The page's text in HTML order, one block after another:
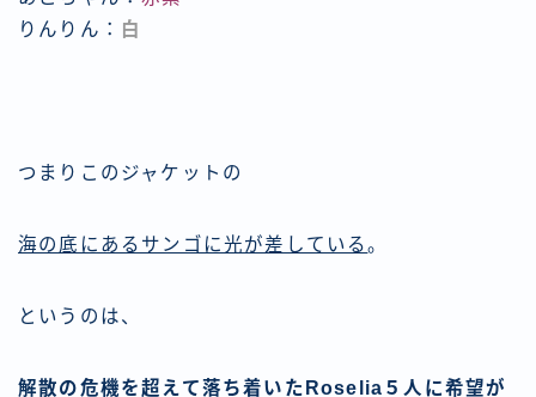
りんりん： 白
つまりこのジャケットの
海の底にあるサンゴに光が差している。
というのは、
解散の危機を超えて落ち着いたRoselia５人に希望が